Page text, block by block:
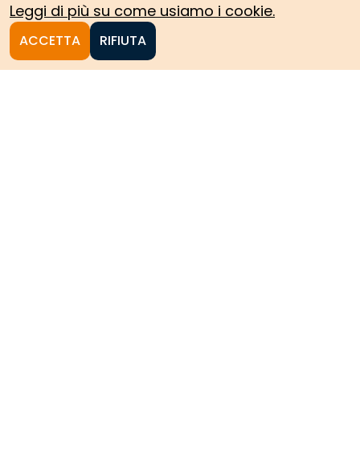
Leggi di più su come usiamo i cookie.
ACCETTA RIFIUTA